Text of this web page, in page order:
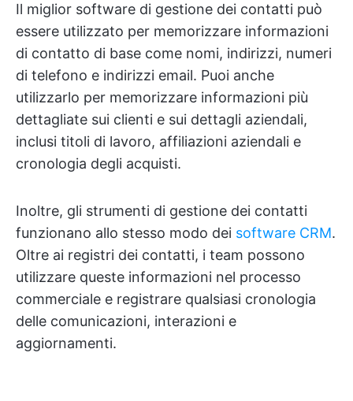
Il miglior software di gestione dei contatti può
essere utilizzato per memorizzare informazioni
di contatto di base come nomi, indirizzi, numeri
di telefono e indirizzi email. Puoi anche
utilizzarlo per memorizzare informazioni più
dettagliate sui clienti e sui dettagli aziendali,
inclusi titoli di lavoro, affiliazioni aziendali e
cronologia degli acquisti.
Inoltre, gli strumenti di gestione dei contatti
funzionano allo stesso modo dei software CRM.
Oltre ai registri dei contatti, i team possono
utilizzare queste informazioni nel processo
commerciale e registrare qualsiasi cronologia
delle comunicazioni, interazioni e
aggiornamenti.